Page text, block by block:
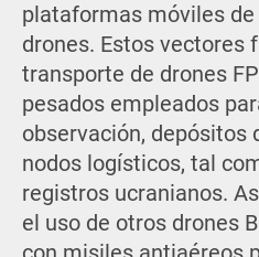
plataformas móviles
drones. Estos vectores
transporte de drones
pesados empleados
observación, depósitos
nodos logísticos, tal
registros ucranianos.
el uso de otros drones